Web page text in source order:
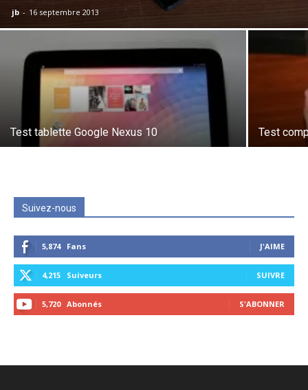
jb - 16 septembre 2013
Test tablette Google Nexus 10 Test
Suivez-nous
5,874 Fans J'AIME
4,215 Suiveurs SUIVRE
5,720 Abonnés S'ABONNER